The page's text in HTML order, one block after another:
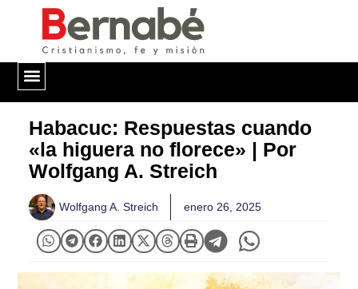
Habacuc: Respuestas cuando
«la higuera no florece» | Por
Wolfgang A. Streich
Wolfgang A. Streich enero 26, 2025